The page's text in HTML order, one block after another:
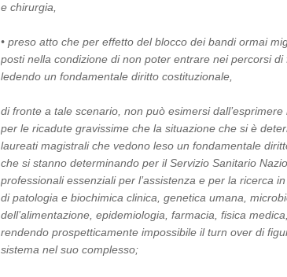
e chirurgia,
• preso atto che per effetto del blocco dei bandi ormai
posti nella condizione di non poter entrare nei percorsi
ledendo un fondamentale diritto costituzionale,
di fronte a tale scenario, non può esimersi
per le ricadute gravissime che la situazione che si è
laureati magistrali che vedono leso un fondamentale
che si stanno determinando per il Servizio Sanitario
professionali essenziali per l’assistenza e per la ricerca
di patologia e biochimica clinica, genetica umana,
dell’alimentazione, epidemiologia, farmacia, fisica
rendendo prospetticamente impossibile il turn over di
sistema nel suo complesso;